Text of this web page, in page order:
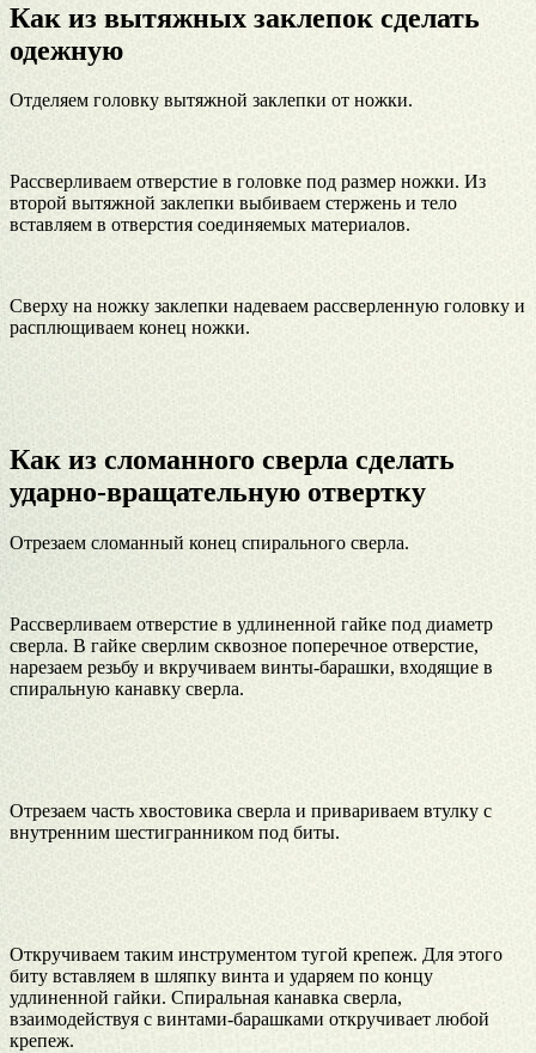
Как из вытяжных заклепок сделать
одежную
Отделяем головку вытяжной заклепки от ножки.
Рассверливаем отверстие в головке под размер ножки. Из
второй вытяжной заклепки выбиваем стержень и тело
вставляем в отверстия соединяемых материалов.
Сверху на ножку заклепки надеваем рассверленную головку и
расплющиваем конец ножки.
Как из сломанного сверла сделать
ударно-вращательную отвертку
Отрезаем сломанный конец спирального сверла.
Рассверливаем отверстие в удлиненной гайке под диаметр
сверла. В гайке сверлим сквозное поперечное отверстие,
нарезаем резьбу и вкручиваем винты-барашки, входящие в
спиральную канавку сверла.
Отрезаем часть хвостовика сверла и привариваем втулку с
внутренним шестигранником под биты.
Откручиваем таким инструментом тугой крепеж. Для этого
биту вставляем в шляпку винта и ударяем по концу
удлиненной гайки. Спиральная канавка сверла,
взаимодействуя с винтами-барашками откручивает любой
крепеж.